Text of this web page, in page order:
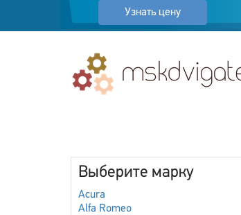
Узнать цену
Выберите марку
Acura
Alfa Romeo